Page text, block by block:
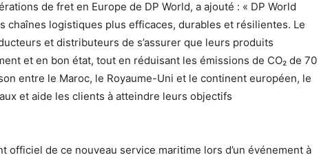
de fret en Europe de DP World, a ajouté : « DP World
chaînes logistiques plus efficaces, durables et résilientes. Le
et distributeurs de s’assurer que leurs produits
et en bon état, tout en réduisant les émissions de CO₂ de 70
entre le Maroc, le Royaume-Uni et le continent européen, le
et aide les clients à atteindre leurs objectifs
officiel de ce nouveau service maritime lors d’un événement à